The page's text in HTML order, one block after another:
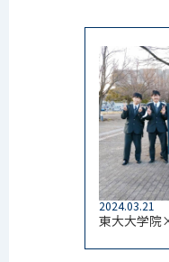
2024.03.21
東大大学院